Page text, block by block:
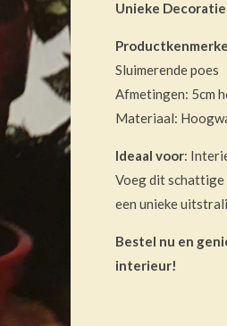
Unieke
Sluimerende poes
Afmetingen: 5cm
Materiaal:
Ideaal voor:
Voeg dit schattige
een unieke
Bestel nu en
interieur!